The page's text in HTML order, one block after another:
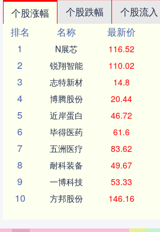
个股涨幅 个股跌幅 个股流入
排名
名称 最新价
1
N展芯 116.52
2 锐翔智能 110.02
3 志特新材 14.8
4 博腾股份 20.44
5 近岸蛋白 46.72
6 毕得医药 61.6
7 五洲医疗 83.62
8 耐科装备 49.67
9 一博科技 53.33
10 方邦股份 146.16